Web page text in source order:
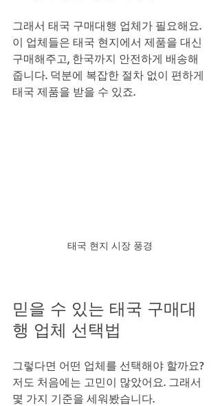
그래서 태국 구매대행 업체가 필요해요.
이 업체들은 태국 현지에서 제품을 대신
구매해주고, 한국까지 안전하게 배송해
줍니다. 덕분에 복잡한 절차 없이 편하게
태국 제품을 받을 수 있죠.
태국 현지 시장 풍경
믿을 수 있는 태국 구매대
행 업체 선택법
그렇다면 어떤 업체를 선택해야 할까요?
저도 처음에는 고민이 많았어요. 그래서
몇 가지 기준을 세워봤습니다.